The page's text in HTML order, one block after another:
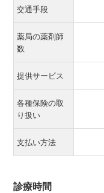
交通手段
薬局の薬剤師
数
提供サービス
各種保険の取
り扱い
支払い方法
診療時間